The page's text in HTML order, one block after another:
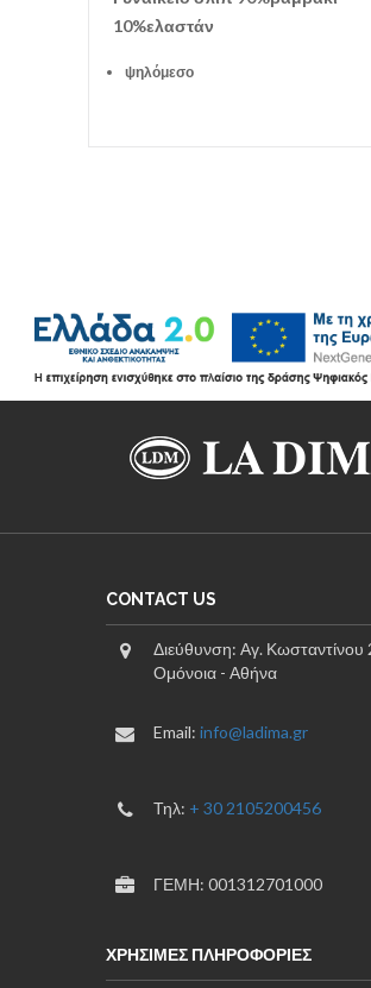
10%ελαστάν
ψηλόμεσο
CONTACT US
Διεύθυνση: Αγ. Κωσταντίνου
Ομόνοια - Αθήνα
Email: info@ladima.gr
Τηλ: + 30 2105200456
ΓΕΜΗ: 001312701000
ΧΡΗΣΙΜΕΣ ΠΛΗΡΟΦΟΡΙΕΣ